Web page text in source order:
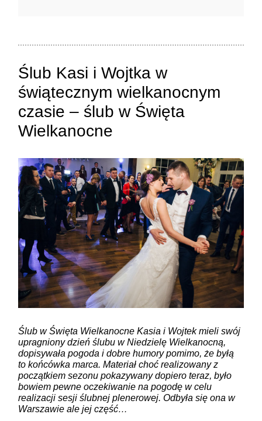
ZAMIEŚĆ KOMENTARZ
Ślub Kasi i Wojtka w
świątecznym wielkanocnym
czasie – ślub w Święta
Wielkanocne
Ślub w Święta Wielkanocne Kasia i Wojtek mieli swój
upragniony dzień ślubu w Niedzielę Wielkanocną,
dopisywała pogoda i dobre humory pomimo, że byłą
to końcówka marca. Materiał choć realizowany z
początkiem sezonu pokazywany dopiero teraz, było
bowiem pewne oczekiwanie na pogodę w celu
realizacji sesji ślubnej plenerowej. Odbyła się ona w
Warszawie ale jej część…